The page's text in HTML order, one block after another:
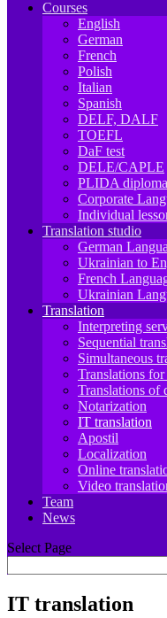
Courses
English
German
French
Polish
Italian
Spanish
DELF, DALF
TOEFL
DaF test
DELE/CAPLE
PLIDA diploma
Corporate
Individual
Translation studio
German
Ukrainian to
French
Ukrainian
Translation
Interpreting
Sequential
Simultaneous
Translations
Translations of
Notarization
IT translation
Apostil
Localization
Online
Video
Team
News
Select Page
IT translation